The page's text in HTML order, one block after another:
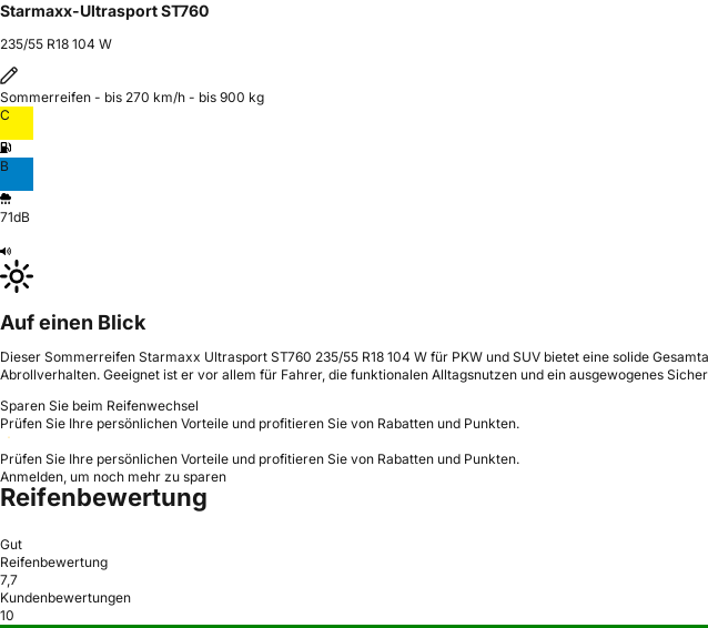
Starmaxx-Ultrasport ST760
235/55 R18 104 W
Sommerreifen - bis 270 km/h - bis 900 kg
C
B
71dB
Auf einen Blick
Dieser Sommerreifen Starmaxx Ultrasport ST760 235/55 R18 104 W für PKW und SUV bietet eine solide
Abrollverhalten. Geeignet ist er vor allem für Fahrer, die funktionalen Alltagsnutzen und ein ausgewogenes
Sparen Sie beim Reifenwechsel
Prüfen Sie Ihre persönlichen Vorteile und profitieren Sie von Rabatten und Punkten.
Prüfen Sie Ihre persönlichen Vorteile und profitieren Sie von Rabatten und Punkten.
Anmelden, um noch mehr zu sparen
Reifenbewertung
Gut
Reifenbewertung
7,7
Kundenbewertungen
10